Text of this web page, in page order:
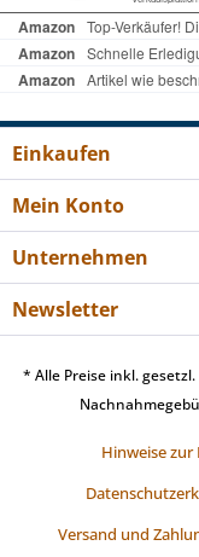
Einkaufen
Mein Konto
Unternehmen
Newsletter
* Alle Preise inkl.
Hinweise
Versand und